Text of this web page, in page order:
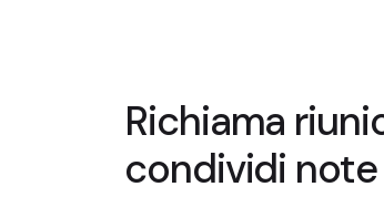
Richiama
condividi